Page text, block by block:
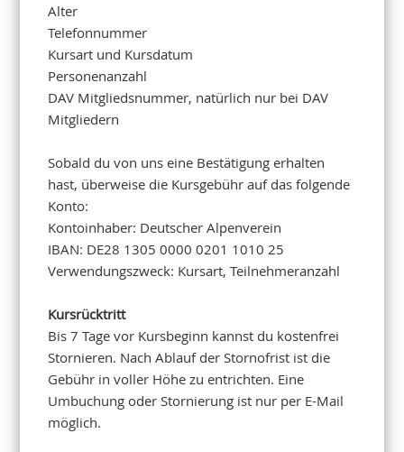
Alter
Telefonnummer
Kursart und Kursdatum
Personenanzahl
DAV Mitgliedsnummer, natürlich nur bei DAV
Mitgliedern
Sobald du von uns eine Bestätigung erhalten
hast, überweise die Kursgebühr auf das folgende
Konto:
Kontoinhaber: Deutscher Alpenverein
IBAN: DE28 1305 0000 0201 1010 25
Verwendungszweck: Kursart, Teilnehmeranzahl
Kursrücktritt
Bis 7 Tage vor Kursbeginn kannst du kostenfrei
Stornieren. Nach Ablauf der Stornofrist ist die
Gebühr in voller Höhe zu entrichten. Eine
Umbuchung oder Stornierung ist nur per E-Mail
möglich.